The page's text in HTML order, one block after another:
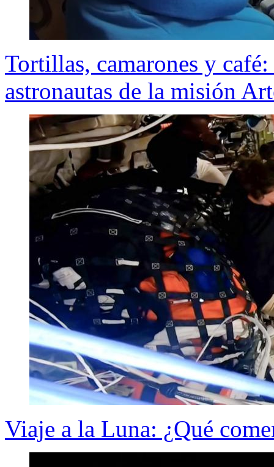
Tortillas, camarones y
astronautas de la misión
Viaje a la Luna: ¿Qué